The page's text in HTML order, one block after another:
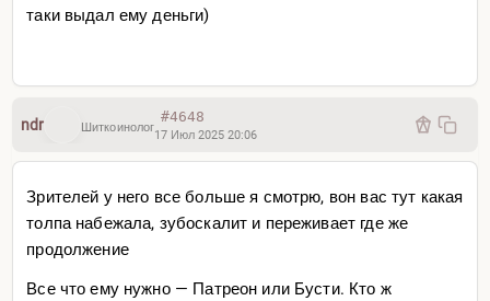
таки выдал ему деньги)
ndr Шиткоинолог
#4648
17 Июл 2025 20:06
Зрителей у него все больше я смотрю, вон вас тут какая
толпа набежала, зубоскалит и переживает где же
продолжение
Все что ему нужно — Патреон или Бусти. Кто ж